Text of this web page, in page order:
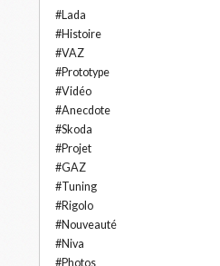
#Lada
#Histoire
#VAZ
#Prototype
#Vidéo
#Anecdote
#Skoda
#Projet
#GAZ
#Tuning
#Rigolo
#Nouveauté
#Niva
#Photos